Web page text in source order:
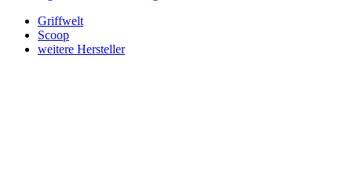
Griffwelt
Scoop
weitere Hersteller